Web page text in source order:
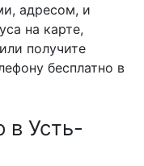
адресом, и
на карте,
получите
бесплатно в
в Усть-